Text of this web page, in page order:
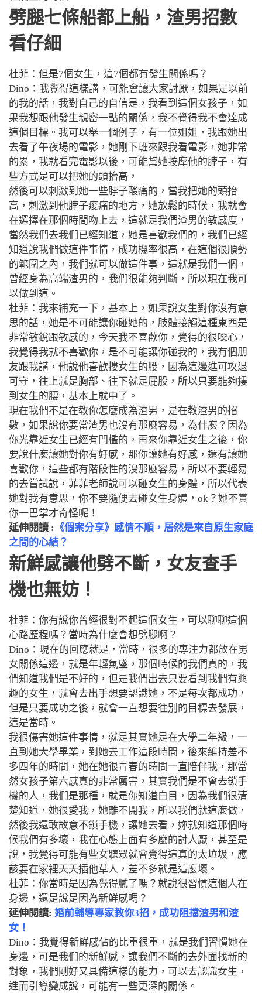
劈腿七條船都上船 ， 渣男招數
看仔細
杜菲：但是7個女生，這7個都有發生關係嗎？
Dino：我覺得這樣講，可能會讓大家討厭，如果是以前
的我的話，我對自己的自信是，我看到這個女孩子，如
果我想跟他發生親密一點的關係，我不覺得我不會達成
這個目標。我可以舉一個例子，有一位姐姐，我跟她出
去看了午夜場的電影，她剛下班來跟我看電影，她非常
的累，我就看完電影以後，可能幫她按摩他的脖子，有
些方式是可以把她的頭抬高，
然後可以刺激到她一些脖子酸痛的，當我把她的頭抬
高，刺激到他脖子痠痛的地方，她放鬆的時候，我就會
在選擇在那個時間吻上去，這就是我們渣男的敏感度，
當然我們去我們已經知道，她是喜歡我們的，我們已經
知道說我們做這件事情，成功機率很高，在這個很順勢
的範圍之內，我們就可以做這件事，這就是我們一個，
曾經身為高端渣男的，我們很能夠判斷，所以現在我可
以做到這。
杜菲：我來補充一下，基本上，如果說女生對你沒有意
思的話，她是不可能讓你碰她的，肢體接觸這種東西是
非常敏銳跟敏感的，今天我不喜歡你，覺得的很噁心，
我覺得我就不喜歡你，是不可能讓你碰我的，我有個朋
友跟我講，他說他喜歡摟女生的腰，因為這邊進可攻退
可守，往上就是胸部、往下就是屁股，所以只要能夠摟
到女生的腰，基本上就中了。
現在我們不是在教你怎麼成為渣男，是在教渣男的招
數，如果說你要當渣男也沒有那麼容易，為什麼？因為
你光靠近女生已經有門檻的，再來你靠近女生之後，你
要說什麼讓她對你有好感，那你讓她有好感，還有讓她
喜歡你，這些都有階段性的沒那麼容易，所以不要輕易
的去嘗試說，菲菲老師說可以碰女生的身體，所以代表
她對我有意思，你不要隨便去碰女生身體，ok？她不賞
你一巴掌才奇怪呢！
延伸閱讀 : 《個案分享》感情不順，居然是來自原生家庭
之間的心結？
新鮮感讓他劈不斷 ， 女友查手
機也無妨！
杜菲：你有說你曾經很對不起這個女生，可以聊聊這個
心路歷程嗎？當時為什麼會想劈腿啊？
Dino：現在的回應就是，當時，很多的專注力都放在男
女關係這邊，就是年輕氣盛，那個時候的我們真的，我
們知道我們是不好的，但是我們出去只要看到我們有興
趣的女生，就會去出手想要認識她，不是每次都成功，
但是只要成功之後，就會一直想要往別的目標去發展，
這是當時。
我很傷害她這件事情，就是其實她是在大學二年級，一
直到她大學畢業，到她去工作這段時間，後來維持差不
多四年的時間，她在她很青春的時間一直陪伴我，那當
然女孩子第六感真的非常厲害，其實我們是不會去鎖手
機的人，我們是那種，就是你知道白目，因為我們很清
楚知道，她很愛我，她離不開我，所以我們就這麼做，
然後我還敢故意不鎖手機，讓她去看，妳就知道那個時
候我們有多壞，我在心態上面有多麼的討人厭，甚至是
說，我覺得可能有些女聽眾就會覺得這真的太垃圾，應
該要在家裡天天插他草人，差不多就是這麼壞。
杜菲：你當時是因為覺得膩了嗎？就說很習慣這個人在
身邊，還是說是因為新鮮感嗎？
延伸閱讀: 婚前輔導專家教你3招，成功阻擋渣男和渣
女！
Dino：我覺得新鮮感佔的比重很重，就是我們習慣她在
身邊，可是我們的新鮮感，讓我們不斷的去外面找新的
對象，我們剛好又具備這樣的能力，可以去認識女生，
進而引導變成說，可能有一些更深的關係。